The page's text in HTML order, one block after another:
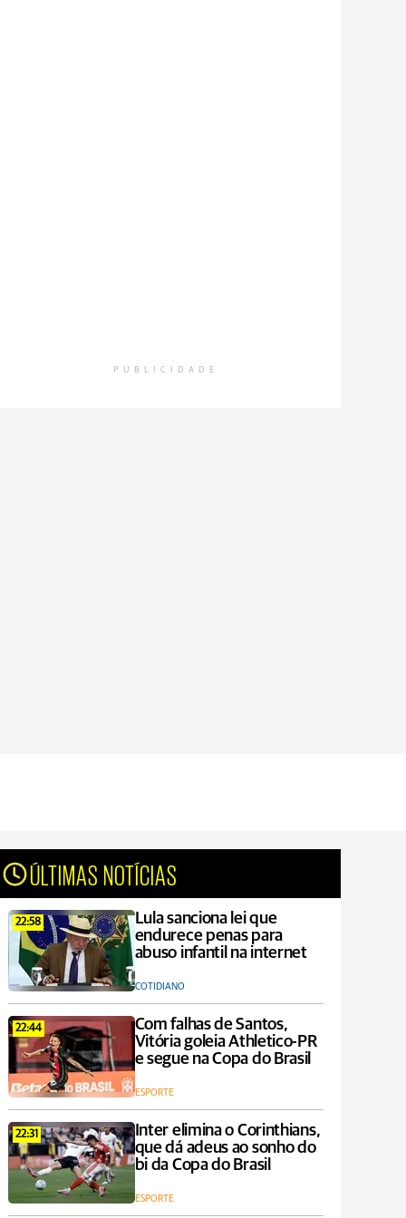
PUBLICIDADE
ÚLTIMAS NOTÍCIAS
22:58
Lula sanciona lei que
endurece penas para
abuso infantil na internet
COTIDIANO
22:44
Com falhas de Santos,
Vitória goleia Athletico-PR
e segue na Copa do Brasil
ESPORTE
22:31
Inter elimina o Corinthians,
que dá adeus ao sonho do
bi da Copa do Brasil
ESPORTE